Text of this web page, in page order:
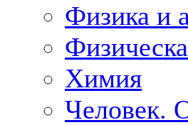
Физика и
Химия
Человек.